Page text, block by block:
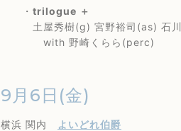
・ trilogue ＋
土屋秀樹(g) 宮野裕司(as) 石川
with 野崎くらら(perc)
9月6日(金)
横浜 関内
よいどれ伯爵